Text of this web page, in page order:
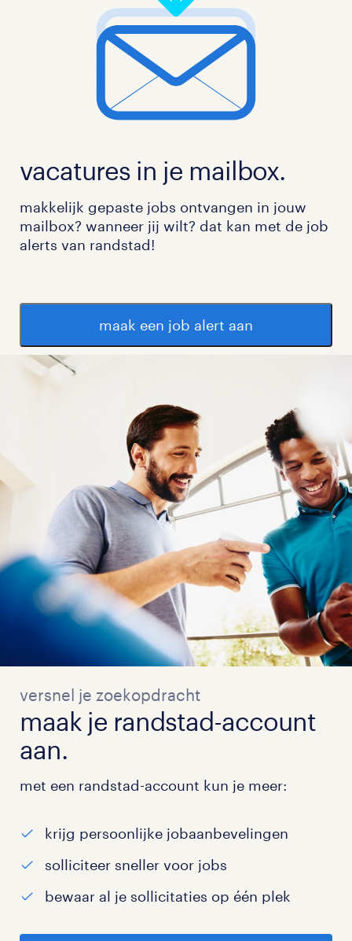
vacatures in je mailbox.
makkelijk gepaste jobs ontvangen in jouw
mailbox? wanneer jij wilt? dat kan met de job
alerts van randstad!
maak een job alert aan
versnel je zoekopdracht
maak je randstad-account
aan.
met een randstad-account kun je meer:
krijg persoonlijke jobaanbevelingen
solliciteer sneller voor jobs
bewaar al je sollicitaties op één plek